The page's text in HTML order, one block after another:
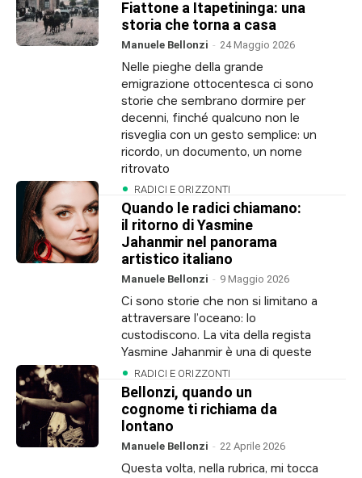
Fiattone a Itapetininga: una
storia che torna a casa
Manuele Bellonzi - 24 Maggio 2026
Nelle pieghe della grande
emigrazione ottocentesca ci sono
storie che sembrano dormire per
decenni, finché qualcuno non le
risveglia con un gesto semplice: un
ricordo, un documento, un nome
ritrovato
RADICI E ORIZZONTI
Quando le radici chiamano:
il ritorno di Yasmine
Jahanmir nel panorama
artistico italiano
Manuele Bellonzi - 9 Maggio 2026
Ci sono storie che non si limitano a
attraversare l’oceano: lo
custodiscono. La vita della regista
Yasmine Jahanmir è una di queste
RADICI E ORIZZONTI
Bellonzi, quando un
cognome ti richiama da
lontano
Manuele Bellonzi - 22 Aprile 2026
Questa volta, nella rubrica, mi tocca